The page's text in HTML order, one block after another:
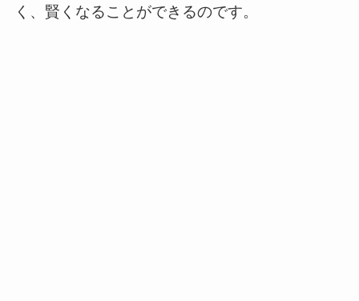
く、賢くなることができるのです。